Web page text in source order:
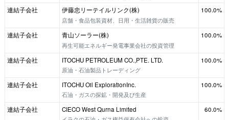
連結子会社
伊藤忠リーテイルリンク(株)
店舗・食品包装資材、日用・生活雑貨の販売
100.0%
連結子会社
青山ソーラー(株)
再生可能エネルギー発電事業会社の投資管理
100.0%
連結子会社
ITOCHU PETROLEUM CO.,PTE. LTD.
原油・石油製品トレーディング
100.0%
連結子会社
ITOCHU Oil ExplorationInc.
石油・ガスの探鉱・開発及び生産
100.0%
連結子会社
CIECO West Qurna Limited
60.0%